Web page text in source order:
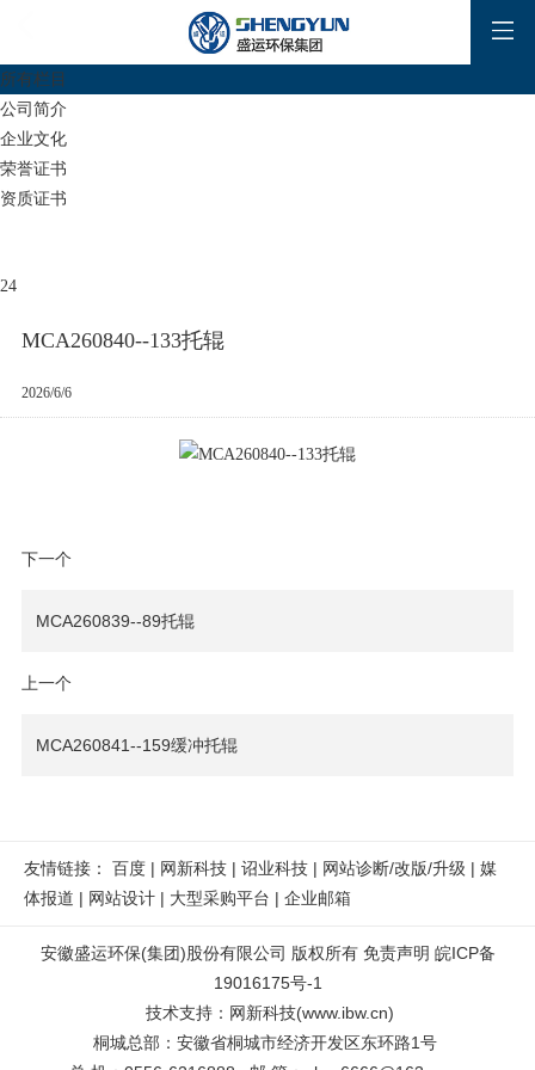
所有栏目
公司简介
企业文化
荣誉证书
资质证书
24
MCA260840--133托辊
2026/6/6
下一个
MCA260839--89托辊
上一个
MCA260841--159缓冲托辊
友情链接： 百度 | 网新科技 | 诏业科技 | 网站诊断/改版/升级 | 媒
体报道 | 网站设计 | 大型采购平台 | 企业邮箱
安徽盛运环保(集团)股份有限公司 版权所有 免责声明 皖ICP备
19016175号-1
技术支持 ： 网新科技(www.ibw.cn)
桐城总部：安徽省桐城市经济开发区东环路1号